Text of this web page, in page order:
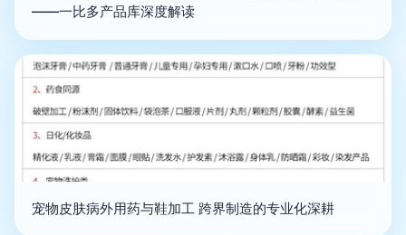
——一比多产品库深度解读
宠物皮肤病外用药与鞋加工 跨界制造的专业化深耕